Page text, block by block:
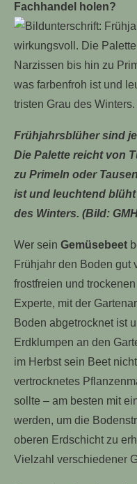
Fachhandel holen?
Frühjahrsblüher sind
Die Palette reicht von
zu Primeln oder
ist und leuchtend
des Winters. (Bild:
Wer sein Gemüsebeet
Frühjahr den Boden gut
frostfreien und
Experte, mit der
Boden abgetrocknet ist
Erdklumpen an den
im Herbst sein Beet
vertrocknetes
sollte – am besten mit
werden, um die
oberen Erdschicht zu
Vielzahl verschiedener